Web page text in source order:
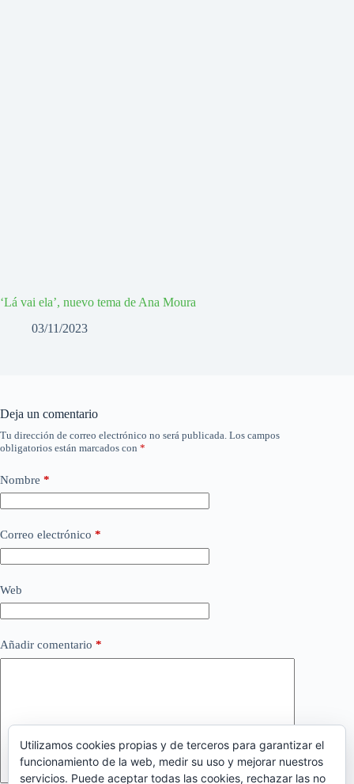
‘Lá vai ela’, nuevo tema de Ana Moura
03/11/2023
Deja un comentario
Tu dirección de correo electrónico no será publicada. Los campos
obligatorios están marcados con *
Nombre *
Correo electrónico *
Web
Añadir comentario *
Utilizamos cookies propias y de terceros para garantizar el
funcionamiento de la web, medir su uso y mejorar nuestros
servicios. Puede aceptar todas las cookies, rechazar las no